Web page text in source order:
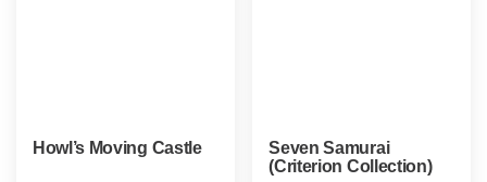
Howl’s Moving Castle
Seven Samurai
(Criterion Collection)